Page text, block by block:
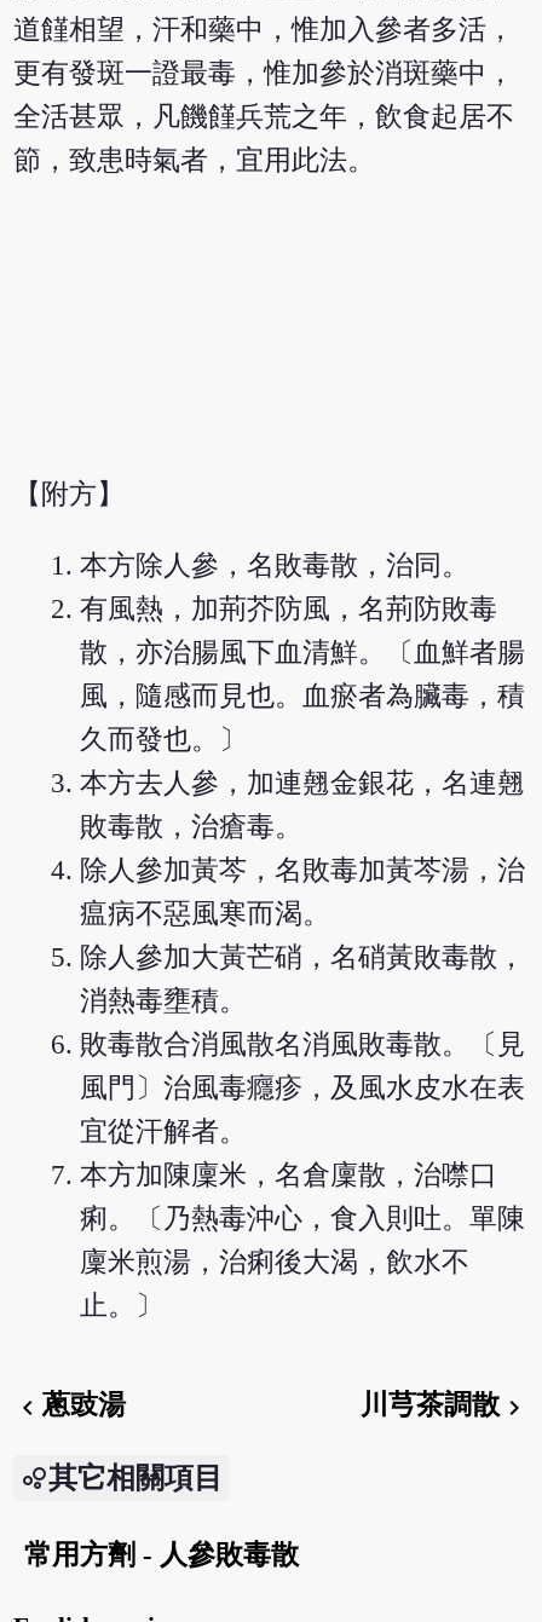
道饉相望，汗和藥中，惟加入參者多活，
更有發斑一證最毒，惟加參於消斑藥中，
全活甚眾，凡饑饉兵荒之年，飲食起居不
節，致患時氣者，宜用此法。
【附方】
本方除人參，名敗毒散，治同。
有風熱，加荊芥防風，名荊防敗毒
散，亦治腸風下血清鮮。〔血鮮者腸
風，隨感而見也。血瘀者為臟毒，積
久而發也。〕
本方去人參，加連翹金銀花，名連翹
敗毒散，治瘡毒。
除人參加黃芩，名敗毒加黃芩湯，治
瘟病不惡風寒而渴。
除人參加大黃芒硝，名硝黃敗毒散，
消熱毒壅積。
敗毒散合消風散名消風敗毒散。〔見
風門〕治風毒癮疹，及風水皮水在表
宜從汗解者。
本方加陳廩米，名倉廩散，治噤口
痢。〔乃熱毒沖心，食入則吐。單陳
廩米煎湯，治痢後大渴，飲水不
止。〕
chevron_left蔥豉湯 川芎茶調散chevron_right
其它相關項目
常用方劑 - 人參敗毒散